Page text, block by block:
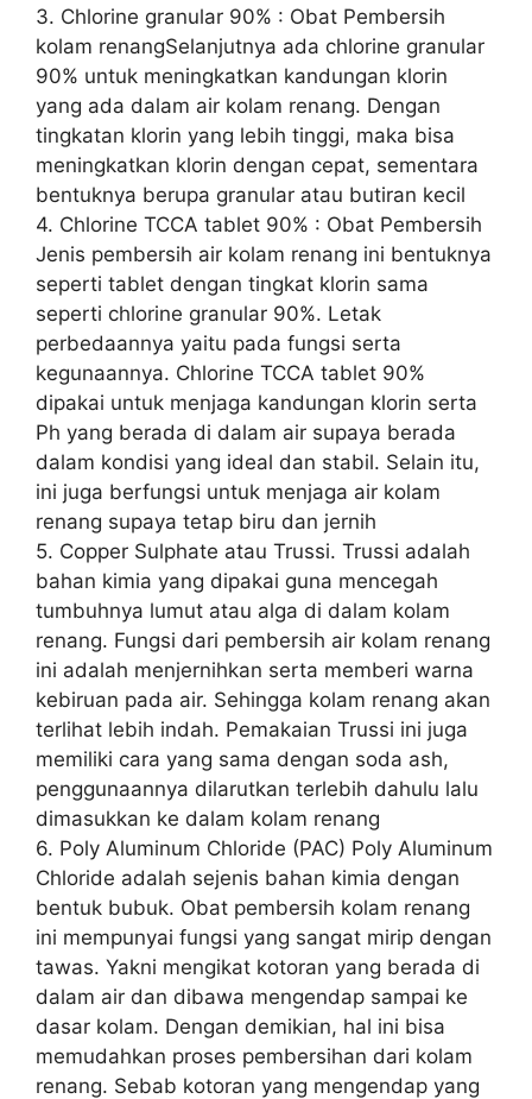
3. Chlorine granular 90% : Obat Pembersih
kolam renangSelanjutnya ada chlorine granular
90% untuk meningkatkan kandungan klorin
yang ada dalam air kolam renang. Dengan
tingkatan klorin yang lebih tinggi, maka bisa
meningkatkan klorin dengan cepat, sementara
bentuknya berupa granular atau butiran kecil
4. Chlorine TCCA tablet 90% : Obat Pembersih
Jenis pembersih air kolam renang ini bentuknya
seperti tablet dengan tingkat klorin sama
seperti chlorine granular 90%. Letak
perbedaannya yaitu pada fungsi serta
kegunaannya. Chlorine TCCA tablet 90%
dipakai untuk menjaga kandungan klorin serta
Ph yang berada di dalam air supaya berada
dalam kondisi yang ideal dan stabil. Selain itu,
ini juga berfungsi untuk menjaga air kolam
renang supaya tetap biru dan jernih
5. Copper Sulphate atau Trussi. Trussi adalah
bahan kimia yang dipakai guna mencegah
tumbuhnya lumut atau alga di dalam kolam
renang. Fungsi dari pembersih air kolam renang
ini adalah menjernihkan serta memberi warna
kebiruan pada air. Sehingga kolam renang akan
terlihat lebih indah. Pemakaian Trussi ini juga
memiliki cara yang sama dengan soda ash,
penggunaannya dilarutkan terlebih dahulu lalu
dimasukkan ke dalam kolam renang
6. Poly Aluminum Chloride (PAC) Poly Aluminum
Chloride adalah sejenis bahan kimia dengan
bentuk bubuk. Obat pembersih kolam renang
ini mempunyai fungsi yang sangat mirip dengan
tawas. Yakni mengikat kotoran yang berada di
dalam air dan dibawa mengendap sampai ke
dasar kolam. Dengan demikian, hal ini bisa
memudahkan proses pembersihan dari kolam
renang. Sebab kotoran yang mengendap yang